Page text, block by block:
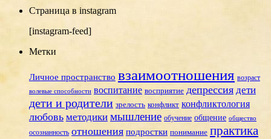
Страница в instagram
[instagram-feed]
Метки
Личное пространство взаимоотношения возраст
волевые способности воспитание восприятие депрессия дети
дети и родители зрелость конфликт конфликтология
любовь методики мышление обучение общение общество
осознанность отношения подростки понимание практика